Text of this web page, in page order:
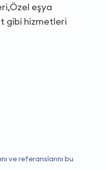
eşya
gibi hizmetleri
ve referanslarını bu